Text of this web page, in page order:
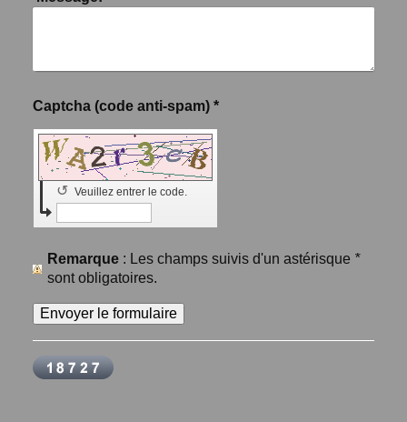
Captcha (code anti-spam) *
Veuillez entrer le code.
↺
Remarque : Les champs suivis d'un astérisque *
sont obligatoires.